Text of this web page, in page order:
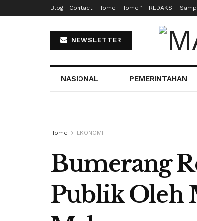
Blog Contact Home Home 1 REDAKSI
NEWSLETTER
NASIONAL PEMERINTAHAN
Home EKONOMI
Bumerang
Publik Oleh